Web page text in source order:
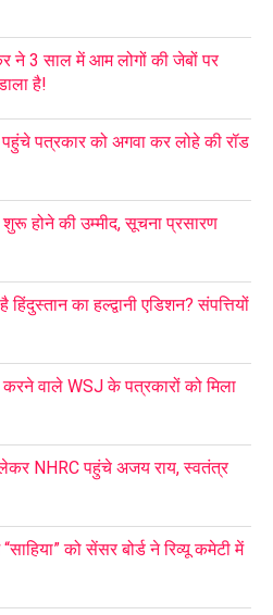
ने 3 साल में आम लोगों की जेबों पर
है!
पत्रकार को अगवा कर लोहे की रॉड
होने की उम्मीद, सूचना प्रसारण
हिंदुस्तान का हल्द्वानी एडिशन? संपत्तियों
करने वाले WSJ के पत्रकारों को मिला
लेकर NHRC पहुंचे अजय राय, स्वतंत्र
को सेंसर बोर्ड ने रिव्यू कमेटी में